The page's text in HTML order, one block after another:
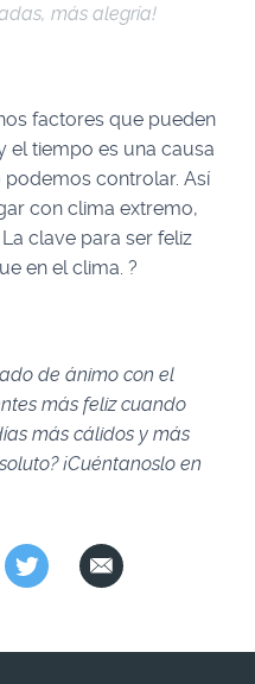
más alegría!
factores que pueden
el tiempo es una causa
controlar. Así
con clima extremo,
clave para ser feliz
en el clima. ?
de ánimo con el
más feliz cuando
más cálidos y más
¡Cuéntanoslo en